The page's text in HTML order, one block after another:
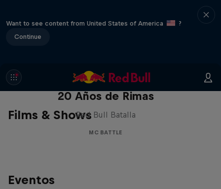
Want to see content from United States of America
?
Continue
Films & Shows
Red Bull Batalla Nueva Historia:
20 Años de Rimas
Red Bull Batalla
MC BATTLE
Eventos